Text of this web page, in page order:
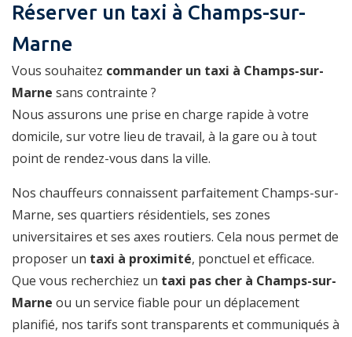
Réserver un taxi à Champs-sur-
Marne
Vous souhaitez commander un taxi à Champs-sur-
Marne sans contrainte ?
Nous assurons une prise en charge rapide à votre
domicile, sur votre lieu de travail, à la gare ou à tout
point de rendez-vous dans la ville.
Nos chauffeurs connaissent parfaitement Champs-sur-
Marne, ses quartiers résidentiels, ses zones
universitaires et ses axes routiers. Cela nous permet de
proposer un taxi à proximité, ponctuel et efficace.
Que vous recherchiez un taxi pas cher à Champs-sur-
Marne ou un service fiable pour un déplacement
planifié, nos tarifs sont transparents et communiqués à